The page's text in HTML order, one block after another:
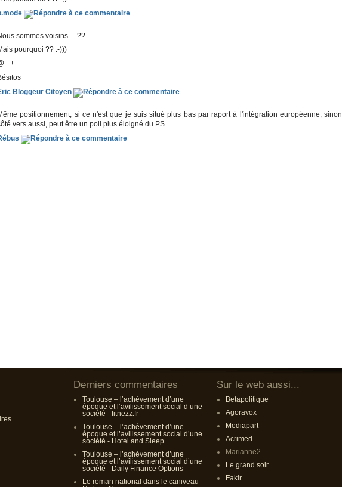
sommes voisins ... ??
pourquoi ?? :-)))
++
Bloggeur Citoyen
positionnement, si ce n'est que je suis situé plus bas par raport à l'intégration européenne, sinon
vers aussi, peut être un poil plus éloigné du PS
Derniers commentaires
Toulouse – l’achèvement d’une
époque et l’avilissement social d’une
société - fitnezz.fr
Toulouse – l’achèvement d’une
époque et l’avilissement social d’une
société - Hotel and Sleep
Toulouse – l’achèvement d’une
époque et l’avilissement social d’une
société - Daily Finance Options
Le roman national dans le caniveau -
Sur le web aussi...
Betapolitique
Agoravox
Mediapart
Acrimed
Marianne2
Le grand soir
Fakir